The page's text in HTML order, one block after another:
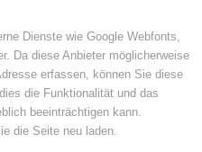
Dienste wie Google Webfonts,
Da diese Anbieter möglicherweise
erfassen, können Sie diese
die Funktionalität und das
beeinträchtigen kann.
die Seite neu laden.